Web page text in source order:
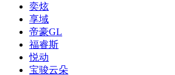
奕炫
享域
帝豪GL
福睿斯
悦动
宝骏云朵